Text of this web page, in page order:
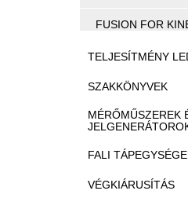
FUSION FOR
TELJESÍTMÉNY
SZAKKÖNYVEK
MÉRŐMŰSZEREK
FALI
VÉGKIÁRUSÍTÁS